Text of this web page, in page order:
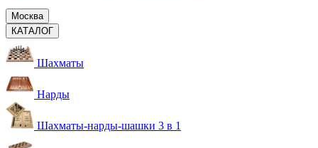
Москва
КАТАЛОГ
Шахматы
Нарды
Шахматы-нарды-шашки 3 в 1